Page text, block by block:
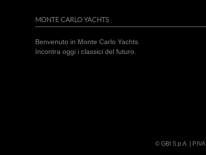
MONTE CARLO YACHTS
Benvenuto in Monte Carlo Yachts.
Incontra oggi i classici del futuro.
© GBI S.p.A. | P.IVA